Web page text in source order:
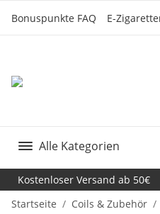
Bonuspunkte FAQ E-
Alle Kategorien
Kostenloser Versand ab 50€
Startseite
Coils & Zubehör